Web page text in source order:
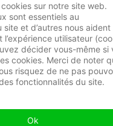
sur notre site web.
sont essentiels au
et d’autres nous aident
l’expérience utilisateur
décider vous-même si
cookies. Merci de noter
risquez de ne pas
fonctionnalités du site.
Ok